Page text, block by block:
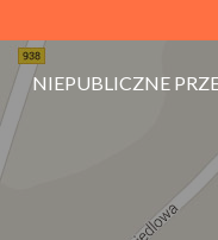
NIEPUBLICZNE